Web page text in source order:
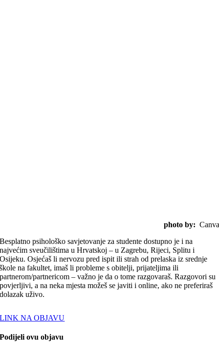
photo by: Canva
Besplatno psihološko savjetovanje za studente dostupno je i na
najvećim sveučilištima u Hrvatskoj – u Zagrebu, Rijeci, Splitu i
Osijeku. Osjećaš li nervozu pred ispit ili strah od prelaska iz srednje
škole na fakultet, imaš li probleme s obitelji, prijateljima ili
partnerom/partnericom – važno je da o tome razgovaraš. Razgovori su
povjerljivi, a na neka mjesta možeš se javiti i online, ako ne preferiraš
dolazak uživo.
LINK NA OBJAVU
Podijeli ovu objavu